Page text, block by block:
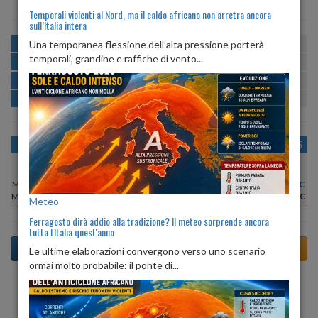
MATTINA min:20º max:27º U:
POMERIGGIO min:27º max:29º
SERA min:25º max:31º U:69% 76%
NOTTE min: 21º max:26º U:79%
OGGI
Min:
27°C
Max:29°C
LUN 10
Min:
Max:30°C
MAR 11
Min:28°C
Max:30°C
MER 12
Min:
28°C
Max:29°C
GIO 13
Max:28°C
VEN 14
Min:27°C
Max:29°C
SAB 15
26°C
Max:28°C
Previsioni del Tempo a Telgate di oggi
Temporali violenti al Nord, ma il caldo africano non arretra ancora
sull’Italia intera
Una temporanea flessione dell’alta pressione porterà
temporali, grandine e raffiche di vento...
Meteo
Ferragosto dirà addio alla tradizione? Il meteo sorprende ancora
tutta l'Italia quest'anno
Le ultime elaborazioni convergono verso uno scenario
ormai molto probabile: il ponte di...